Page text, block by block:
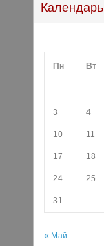
Календарь
Пн Вт
3 4
10 11
17 18
24 25
31
« Май